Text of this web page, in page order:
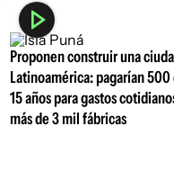
Proponen construir una
Latinoamérica: pagarían
15 años para gastos
más de 3 mil fábricas